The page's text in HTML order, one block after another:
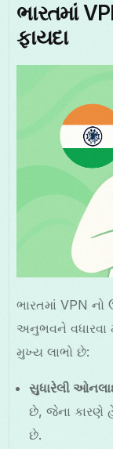
ભારતમાં
ફાયદા
ભારતમાં VPN
અનુભવને વધારવા
મુખ્ય લાભો છે:
સુધારેલી
છે, જેના કારણે
છે.